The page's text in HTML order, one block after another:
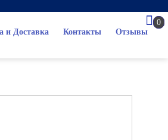
и Доставка Контакты Отзывы
0